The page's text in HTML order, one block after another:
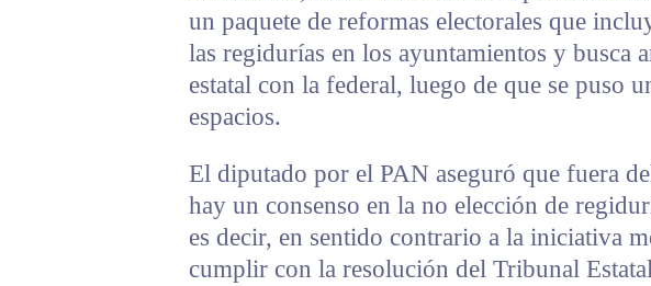
un paquete de reformas electorales que
las regidurías en los ayuntamientos y busca
estatal con la federal, luego de que se puso
espacios.
El diputado por el PAN aseguró que fuera
hay un consenso en la no elección de
es decir, en sentido contrario a la iniciativa
cumplir con la resolución del Tribunal